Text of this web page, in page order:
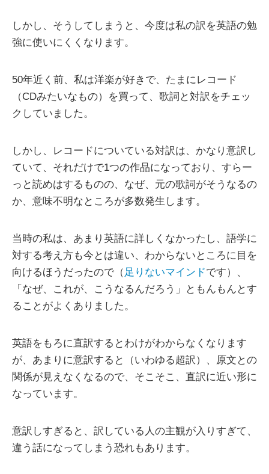
しかし、そうしてしまうと、今度は私の訳を英語の勉
強に使いにくくなります。
50年近く前、私は洋楽が好きで、たまにレコード
（CDみたいなもの）を買って、歌詞と対訳をチェッ
クしていました。
しかし、レコードについている対訳は、かなり意訳し
ていて、それだけで1つの作品になっており、すらー
っと読めはするものの、なぜ、元の歌詞がそうなるの
か、意味不明なところが多数発生します。
当時の私は、あまり英語に詳しくなかったし、語学に
対する考え方も今とは違い、わからないところに目を
向けるほうだったので（ 足りないマインドです）、
「なぜ、これが、こうなるんだろう」ともんもんとす
ることがよくありました。
英語をもろに直訳するとわけがわからなくなります
が、あまりに意訳すると（いわゆる超訳）、原文との
関係が見えなくなるので、そこそこ、直訳に近い形に
なっています。
意訳しすぎると、訳している人の主観が入りすぎて、
違う話になってしまう恐れもあります。